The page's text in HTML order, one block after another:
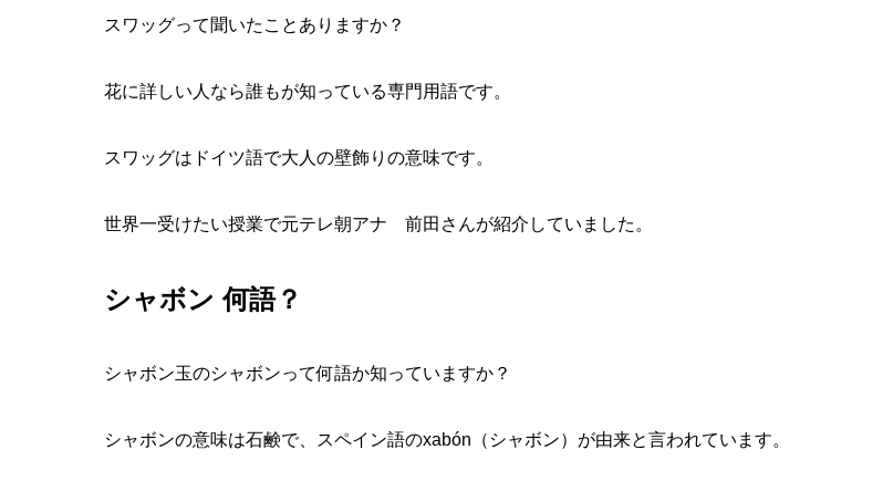
スワッグって聞いたことありますか？
花に詳しい人なら誰もが知っている専門用語です。
スワッグはドイツ語で大人の壁飾りの意味です。
世界一受けたい授業で元テレ朝アナ 前田さんが紹介していました。
シャボン 何語？
シャボン玉のシャボンって何語か知っていますか？
シャボンの意味は石鹸で、スペイン語のxabón（シャボン）が由来と言われています。